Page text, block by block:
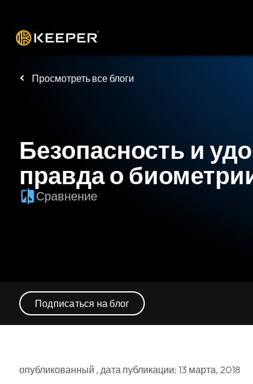
Просмотреть все блоги
Безопасность и
правда о
Сравнение
Подписаться на блог
опубликованный , дата публикации: 13 марта, 2018